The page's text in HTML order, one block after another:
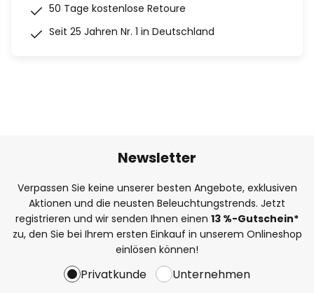
50 Tage kostenlose Retoure
Seit 25 Jahren Nr. 1 in Deutschland
Newsletter
Verpassen Sie keine unserer besten Angebote, exklusiven
Aktionen und die neusten Beleuchtungstrends. Jetzt
registrieren und wir senden Ihnen einen 13 %-Gutschein*
zu, den Sie bei Ihrem ersten Einkauf in unserem Onlineshop
einlösen können!
Privatkunde Unternehmen